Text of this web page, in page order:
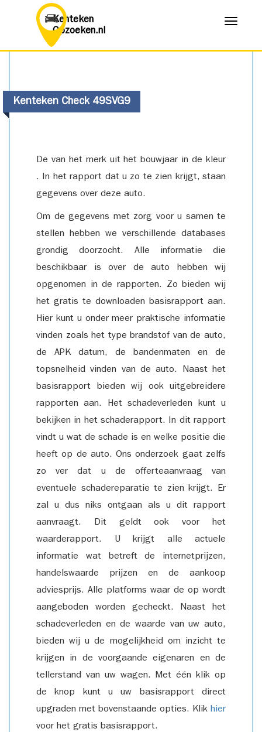
Kenteken
Opzoeken.nl
Menu
Kenteken Check 49SVG9
De van het merk uit het bouwjaar in de kleur
. In het rapport dat u zo te zien krijgt, staan
gegevens over deze auto.
Om de gegevens met zorg voor u samen te
stellen hebben we verschillende databases
grondig doorzocht. Alle informatie die
beschikbaar is over de auto hebben wij
opgenomen in de rapporten. Zo bieden wij
het gratis te downloaden basisrapport aan.
Hier kunt u onder meer praktische informatie
vinden zoals het type brandstof van de auto,
de APK datum, de bandenmaten en de
topsnelheid vinden van de auto. Naast het
basisrapport bieden wij ook uitgebreidere
rapporten aan. Het schadeverleden kunt u
bekijken in het schaderapport. In dit rapport
vindt u wat de schade is en welke positie die
heeft op de auto. Ons onderzoek gaat zelfs
zo ver dat u de offerteaanvraag van
eventuele schadereparatie te zien krijgt. Er
zal u dus niks ontgaan als u dit rapport
aanvraagt. Dit geldt ook voor het
waarderapport. U krijgt alle actuele
informatie wat betreft de internetprijzen,
handelswaarde prijzen en de aankoop
adviesprijs. Alle platforms waar de op wordt
aangeboden worden gecheckt. Naast het
schadeverleden en de waarde van uw auto,
bieden wij u de mogelijkheid om inzicht te
krijgen in de voorgaande eigenaren en de
tellerstand van uw wagen. Met één klik op
de knop kunt u uw basisrapport direct
upgraden met bovenstaande opties. Klik hier
voor het gratis basisrapport.